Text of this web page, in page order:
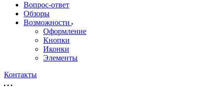
Вопрос-ответ
Обзоры
Возможности
Оформление
Кнопки
Иконки
Элементы
Контакты